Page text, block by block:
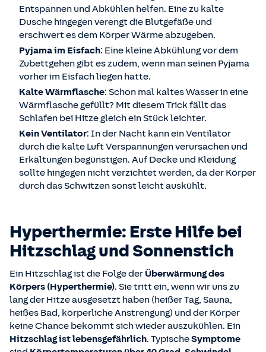
Entspannen und Abkühlen helfen. Eine zu kalte
Dusche hingegen verengt die Blutgefäße und
erschwert es dem Körper Wärme abzugeben.
Pyjama im Eisfach: Eine kleine Abkühlung vor dem
Zubettgehen gibt es zudem, wenn man seinen Pyjama
vorher im Eisfach liegen hatte.
Kalte Wärmflasche: Schon mal kaltes Wasser in eine
Wärmflasche gefüllt? Mit diesem Trick fällt das
Schlafen bei Hitze gleich ein Stück leichter.
Kein Ventilator: In der Nacht kann ein Ventilator
durch die kalte Luft Verspannungen verursachen und
Erkältungen begünstigen. Auf Decke und Kleidung
sollte hingegen nicht verzichtet werden, da der Körper
durch das Schwitzen sonst leicht auskühlt.
Hyperthermie: Erste Hilfe bei
Hitzschlag und Sonnenstich
Ein Hitzschlag ist die Folge der Überwärmung des
Körpers (Hyperthermie). Sie tritt ein, wenn wir uns zu
lang der Hitze ausgesetzt haben (heißer Tag, Sauna,
heißes Bad, körperliche Anstrengung) und der Körper
keine Chance bekommt sich wieder auszukühlen. Ein
Hitzschlag ist lebensgefährlich. TypischeSymptome